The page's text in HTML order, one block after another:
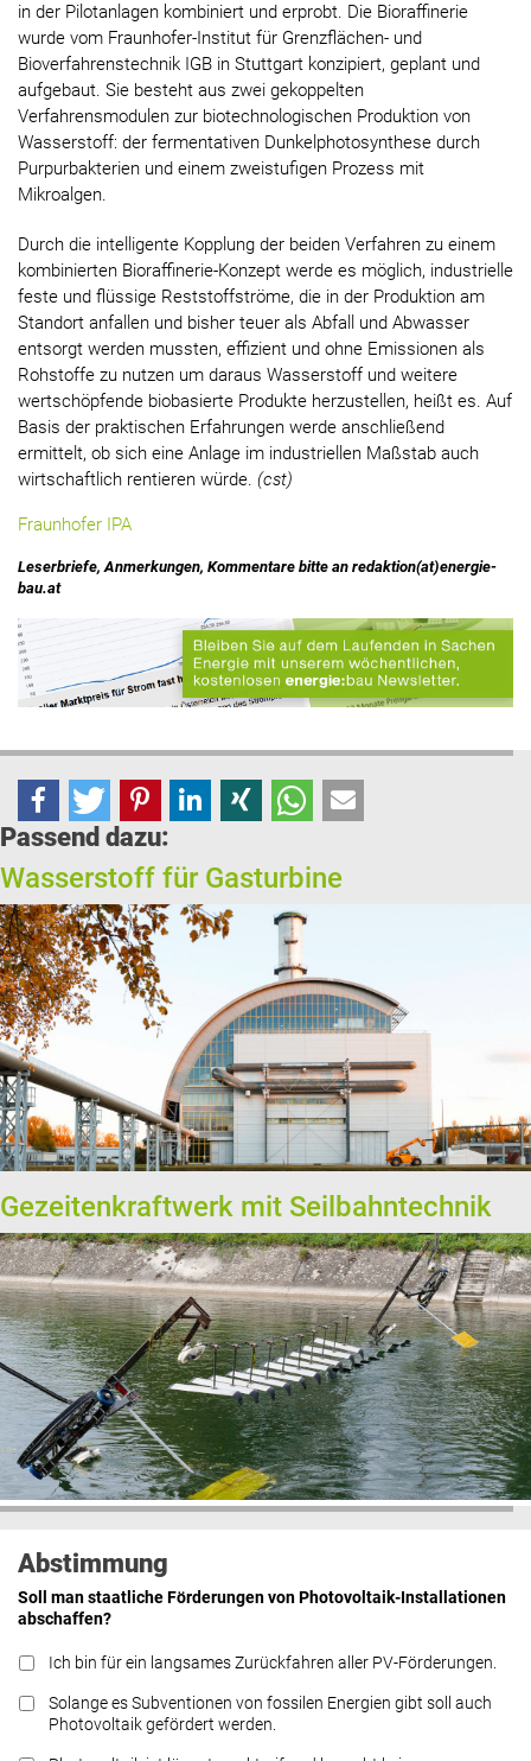
in der Pilotanlagen kombiniert und erprobt. Die Bioraffinerie
wurde vom Fraunhofer-Institut für Grenzflächen- und
Bioverfahrenstechnik IGB in Stuttgart konzipiert, geplant und
aufgebaut. Sie besteht aus zwei gekoppelten
Verfahrensmodulen zur biotechnologischen Produktion von
Wasserstoff: der fermentativen Dunkelphotosynthese durch
Purpurbakterien und einem zweistufigen Prozess mit
Mikroalgen.
Durch die intelligente Kopplung der beiden Verfahren zu einem
kombinierten Bioraffinerie-Konzept werde es möglich, industrielle
feste und flüssige Reststoffströme, die in der Produktion am
Standort anfallen und bisher teuer als Abfall und Abwasser
entsorgt werden mussten, effizient und ohne Emissionen als
Rohstoffe zu nutzen um daraus Wasserstoff und weitere
wertschöpfende biobasierte Produkte herzustellen, heißt es. Auf
Basis der praktischen Erfahrungen werde anschließend
ermittelt, ob sich eine Anlage im industriellen Maßstab auch
wirtschaftlich rentieren würde. (cst)
Fraunhofer IPA
Leserbriefe, Anmerkungen, Kommentare bitte an redaktion(at)energie-
bau.at
Passend dazu:
Wasserstoff für Gasturbine
Gezeitenkraftwerk mit Seilbahntechnik
Abstimmung
Soll man staatliche Förderungen von Photovoltaik-Installationen
abschaffen?
Ich bin für ein langsames Zurückfahren aller PV-Förderungen.
Solange es Subventionen von fossilen Energien gibt soll auch
Photovoltaik gefördert werden.